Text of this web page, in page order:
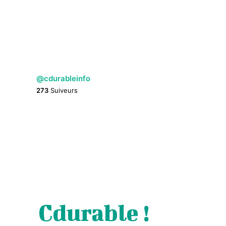
@cdurableinfo
273 Suiveurs
Cdurable !